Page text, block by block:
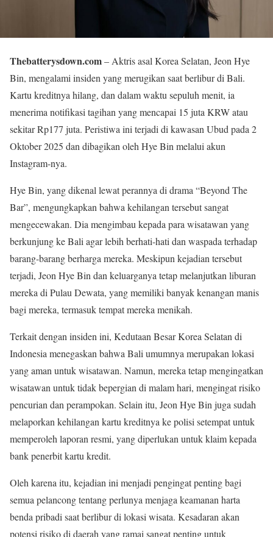
Thebatterysdown.com– Aktris asal Korea Selatan, Jeon Hye
Bin, mengalami insiden yang merugikan saat berlibur di Bali.
Kartu kreditnya hilang, dan dalam waktu sepuluh menit, ia
menerima notifikasi tagihan yang mencapai 15 juta KRW atau
sekitar Rp177 juta. Peristiwa ini terjadi di kawasan Ubud pada 2
Oktober 2025 dan dibagikan oleh Hye Bin melalui akun
Instagram-nya.
Hye Bin, yang dikenal lewat perannya di drama “Beyond The
Bar”, mengungkapkan bahwa kehilangan tersebut sangat
mengecewakan. Dia mengimbau kepada para wisatawan yang
berkunjung ke Bali agar lebih berhati-hati dan waspada terhadap
barang-barang berharga mereka. Meskipun kejadian tersebut
terjadi, Jeon Hye Bin dan keluarganya tetap melanjutkan liburan
mereka di Pulau Dewata, yang memiliki banyak kenangan manis
bagi mereka, termasuk tempat mereka menikah.
Terkait dengan insiden ini, Kedutaan Besar Korea Selatan di
Indonesia menegaskan bahwa Bali umumnya merupakan lokasi
yang aman untuk wisatawan. Namun, mereka tetap mengingatkan
wisatawan untuk tidak bepergian di malam hari, mengingat risiko
pencurian dan perampokan. Selain itu, Jeon Hye Bin juga sudah
melaporkan kehilangan kartu kreditnya ke polisi setempat untuk
memperoleh laporan resmi, yang diperlukan untuk klaim kepada
bank penerbit kartu kredit.
Oleh karena itu, kejadian ini menjadi pengingat penting bagi
semua pelancong tentang perlunya menjaga keamanan harta
benda pribadi saat berlibur di lokasi wisata. Kesadaran akan
potensi risiko di daerah yang ramai sangat penting untuk